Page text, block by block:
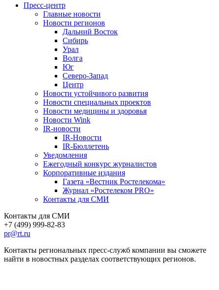
Пресс-центр
Главные новости
Новости регионов
Дальний Восток
Сибирь
Урал
Волга
Юг
Северо-Запад
Центр
Новости устойчивого развития
Новости специальных проектов
Новости медицины и здоровья
Новости Wink
IR-новости
IR-Новости
IR-Бюллетень
Уведомления
Ежегодный конкурс журналистов
Корпоративные издания
Газета «Вестник Ростелекома»
Журнал «Ростелеком PRO»
Контакты для СМИ
Контакты для СМИ
+7 (499) 999-82-83
pr@rt.ru
Контакты региональных пресс-служб компании вы сможете
найти в новостных разделах соответствующих регионов.